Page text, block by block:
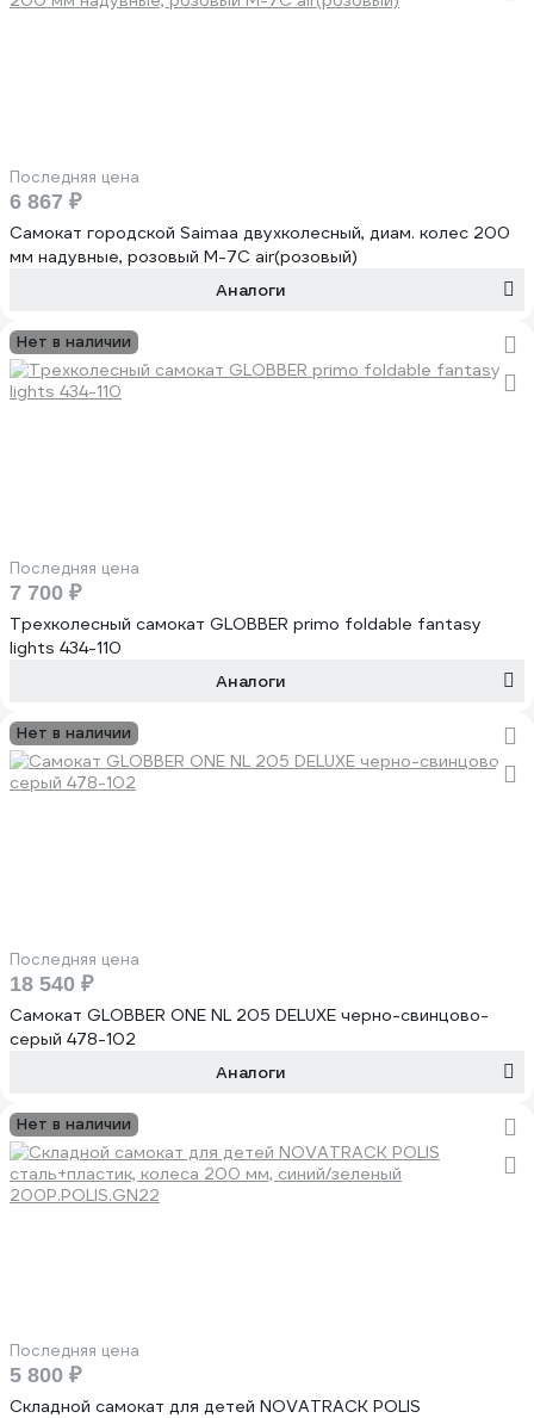
Последняя цена
6 867 ₽
Самокат городской Saimaa двухколесный, диам. колес 200
мм надувные, розовый M-7C air(розовый)
Аналоги
Нет в наличии
Последняя цена
7 700 ₽
Трехколесный самокат GLOBBER primo foldable fantasy
lights 434-110
Аналоги
Нет в наличии
Последняя цена
18 540 ₽
Самокат GLOBBER ONE NL 205 DELUXE черно-свинцово-
серый 478-102
Аналоги
Нет в наличии
Последняя цена
5 800 ₽
Складной самокат для детей NOVATRACK POLIS